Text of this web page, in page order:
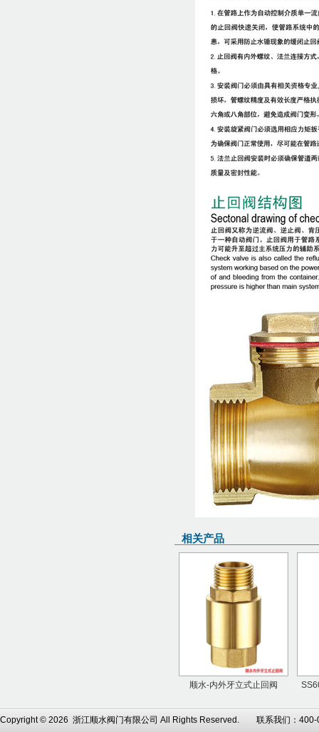
相关产品
顺水-内外牙立式止回阀
Copyright © 2026 浙江顺水阀门有限公司 All Rights Reserved. 联系我们：